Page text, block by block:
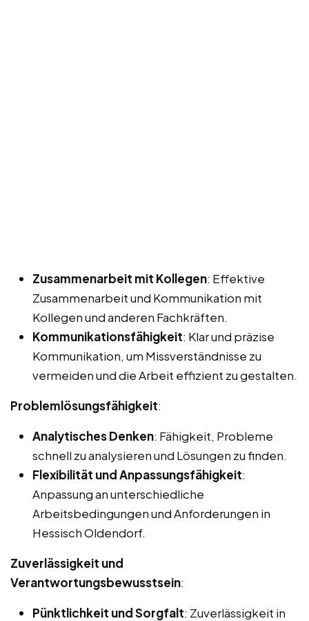
Zusammenarbeit mit Kollegen: Effektive
Zusammenarbeit und Kommunikation mit
Kollegen und anderen Fachkräften.
Kommunikationsfähigkeit: Klar und präzise
Kommunikation, um Missverständnisse zu
vermeiden und die Arbeit effizient zu gestalten.
Problemlösungsfähigkeit:
Analytisches Denken: Fähigkeit, Probleme
schnell zu analysieren und Lösungen zu finden.
Flexibilität und Anpassungsfähigkeit:
Anpassung an unterschiedliche
Arbeitsbedingungen und Anforderungen in
Hessisch Oldendorf.
Zuverlässigkeit und
Verantwortungsbewusstsein:
Pünktlichkeit und Sorgfalt: Zuverlässigkeit in